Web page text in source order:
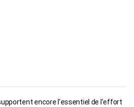
encore l’essentiel de l’effort